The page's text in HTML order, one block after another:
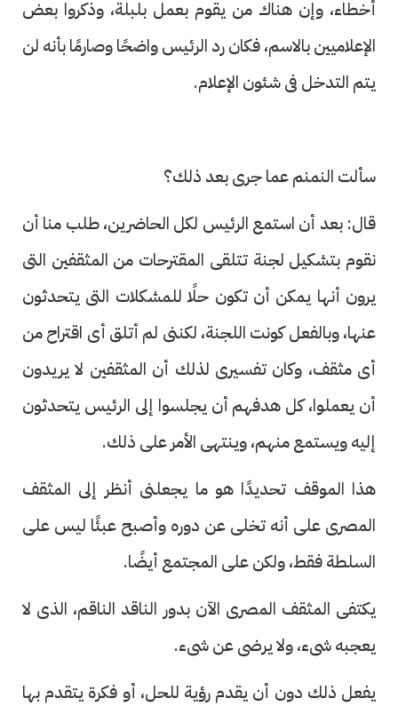
أخطاء، وإن هناك من يقوم بعمل بلبلة، وذكروا بعض
الإعلاميين بالاسم، فكان رد الرئيس واضحًا وصارمًا بأنه لن
يتم التدخل فى شئون الإعلام.
سألت النمنم عما جرى بعد ذلك؟
قال: بعد أن استمع الرئيس لكل الحاضرين، طلب منا أن
نقوم بتشكيل لجنة تتلقى المقترحات من المثقفين التى
يرون أنها يمكن أن تكون حلًا للمشكلات التى يتحدثون
عنها، وبالفعل كونت اللجنة، لكننى لم أتلق أى اقتراح من
أى مثقف، وكان تفسيرى لذلك أن المثقفين لا يريدون
أن يعملوا، كل هدفهم أن يجلسوا إلى الرئيس يتحدثون
إليه ويستمع منهم، وينتهى الأمر على ذلك.
هذا الموقف تحديدًا هو ما يجعلنى أنظر إلى المثقف
المصرى على أنه تخلى عن دوره وأصبح عبئًا ليس على
السلطة فقط، ولكن على المجتمع أيضًا.
يكتفى المثقف المصرى الآن بدور الناقد الناقم، الذى لا
يعجبه شىء، ولا يرضى عن شىء.
يفعل ذلك دون أن يقدم رؤية للحل، أو فكرة يتقدم بها